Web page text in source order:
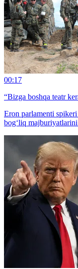
00:17
“Bizga boshqa teatr
Eron parlamenti
bog‘liq